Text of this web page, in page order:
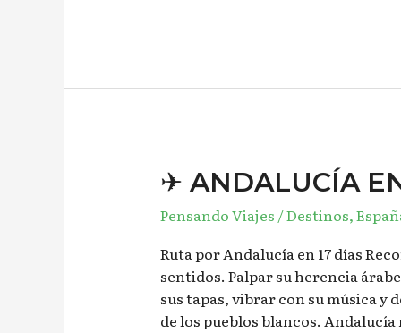
✈︎ ANDALUCÍA
Pensando Viajes /Destinos,
Ruta por Andalucía en 17 días
sentidos. Palpar su herencia
sus tapas, vibrar con su música y
de los pueblos blancos.
✈︎
ANDALUCÍA
EN
DÍAS
✈︎